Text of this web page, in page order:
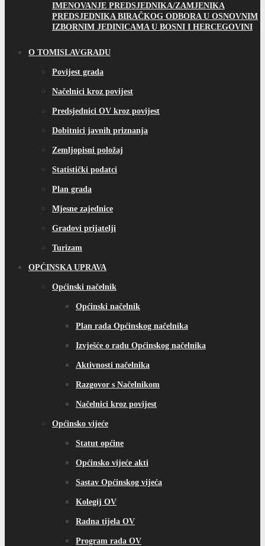
IMENOVANJE PREDSJEDNIKA/ZAMJENIKA
PREDSJEDNIKA BIRAČKOG ODBORA U OSNOVNIM
IZBORNIM JEDINICAMA U BOSNI I HERCEGOVINI
O TOMISLAVGRADU
Povijest grada
Načelnici kroz povijest
Predsjednici OV kroz povijest
Dobitnici javnih priznanja
Zemljopisni položaj
Statistički podatci
Plan grada
Mjesne zajednice
Gradovi prijatelji
Turizam
OPĆINSKA UPRAVA
Općinski načelnik
Općinski načelnik
Plan rada Općinskog načelnika
Izvješće o radu Općinskog načelnika
Aktivnosti načelnika
Razgovor s Načelnikom
Načelnici kroz povijest
Općinsko vijeće
Statut općine
Općinsko vijeće akti
Sastav Općinskog vijeća
Kolegij OV
Radna tijela OV
Program rada OV